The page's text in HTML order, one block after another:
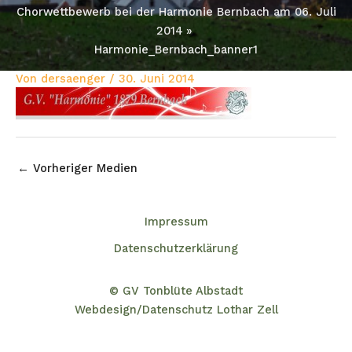
Chorwettbewerb bei der Harmonie Bernbach am 06. Juli
2014
Harmonie_Bernbach_banner1
Von dersaenger / 30. Juni 2014
← Vorheriger Medien
Impressum
Datenschutzerklärung
© GV Tonblüte Albstadt
Webdesign/Datenschutz Lothar Zell